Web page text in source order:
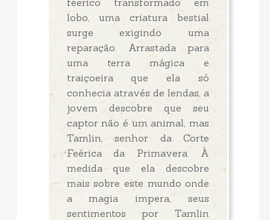
lobo, uma criatura bestial
surge exigindo uma
reparação. Arrastada para
uma terra mágica e
traiçoeira que ela só
conhecia através de lendas, a
jovem descobre que seu
captor não é um animal, mas
Tamlin, senhor da Corte
Feérica da Primavera. À
medida que ela descobre
mais sobre este mundo onde
a magia impera, seus
sentimentos por Tamlin